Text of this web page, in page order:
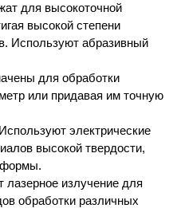
для высокоточной
высокой степени
Используют абразивный
для обработки
или придавая им точную
электрические
высокой твердости,
формы.
излучение для
обработки различных